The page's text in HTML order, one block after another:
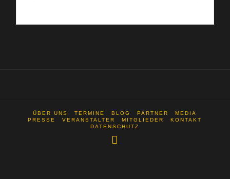
ÜBER UNS TERMINE BLOG PARTNER
MEDIA
PRESSE
VERANSTALTER MITGLIEDER
KONTAKT
DATENSCHUTZ